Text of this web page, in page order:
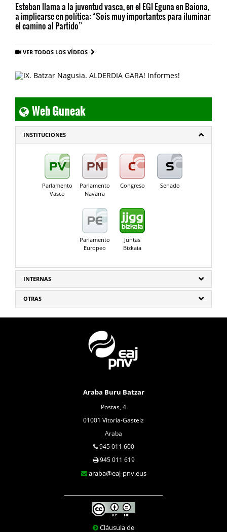
Esteban llama a la juventud vasca, en el EGI Eguna en Baiona,
a implicarse en política: “Sois muy importantes para iluminar
el camino al Partido”
VER TODOS LOS VÍDEOS
Web Guneak
INSTITUCIONES
Parlamento
Vasco
Parlamento
Navarra
Congreso Senado
Parlamento
Europeo
Juntas
Bizkaia
INTERNAS
OTRAS
Araba Buru Batzar
Postas, 4
01001 Vitoria-Gasteiz
Araba
945 011 600
945 011 619
araba@eaj-pnv.eus
Cláusula de